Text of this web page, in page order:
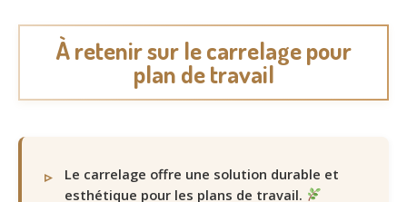
À retenir sur le carrelage pour
plan de travail
Le carrelage offre une solution durable et
esthétique pour les plans de travail.